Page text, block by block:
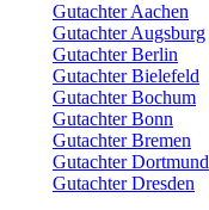
Gutachter Aachen
Gutachter Augsburg
Gutachter Berlin
Gutachter Bielefeld
Gutachter Bochum
Gutachter Bonn
Gutachter Bremen
Gutachter Dortmund
Gutachter Dresden